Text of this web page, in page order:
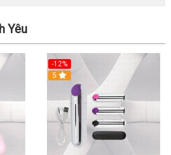
Yêu
-12%
5